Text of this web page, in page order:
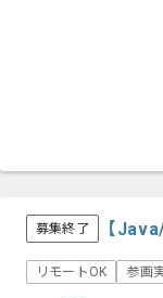
募集終了 【
リモートOK 参画